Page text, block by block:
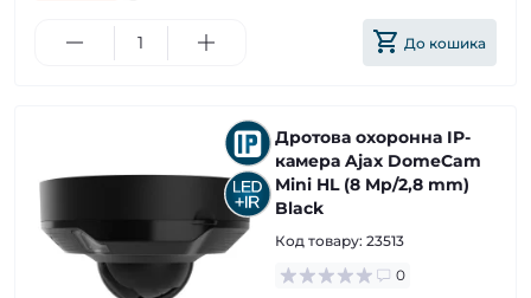
До кошика
Дротова охоронна IP-
камера Ajax DomeCam
Mini HL (8 Mp/2,8 mm)
Black
Код товару: 23513
0